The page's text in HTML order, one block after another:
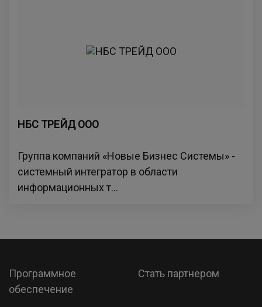
НБС ТРЕЙД ООО
Группа компаний «Новые Бизнес Системы» -
системный интегратор в области
информационных т...
Программное
обеспечение
Стать партнером